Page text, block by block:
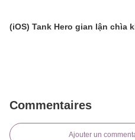
(iOS) Tank Hero gian lận chìa
Commentaires
Ajouter un